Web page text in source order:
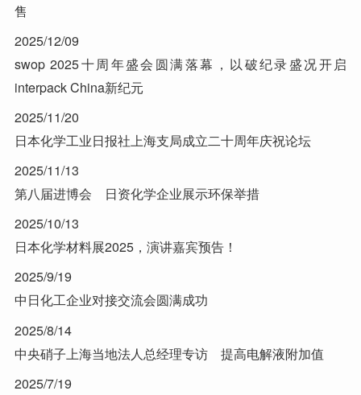
售
2025/12/09
swop 2025十周年盛会圆满落幕，以破纪录盛况开启
interpack China新纪元
2025/11/20
日本化学工业日报社上海支局成立二十周年庆祝论坛
2025/11/13
第八届进博会 日资化学企业展示环保举措
2025/10/13
日本化学材料展2025，演讲嘉宾预告！
2025/9/19
中日化工企业对接交流会圆满成功
2025/8/14
中央硝子上海当地法人总经理专访 提高电解液附加值
2025/7/19